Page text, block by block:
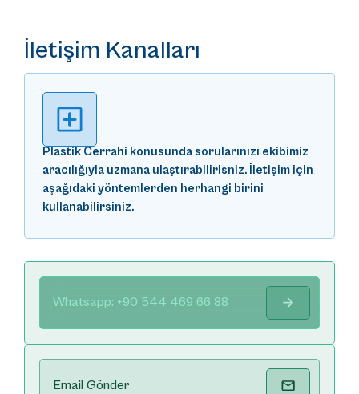
İletişim Kanalları
Plastik Cerrahi konusunda sorularınızı ekibimiz
aracılığıyla uzmana ulaştırabilirisniz. İletişim için
aşağıdaki yöntemlerden herhangi birini
kullanabilirsiniz.
Whatsapp: +90 544 469 66 88
Email Gönder